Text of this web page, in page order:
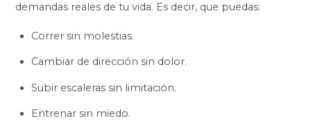
demandas reales de tu vida. Es decir, que puedas:
Correr sin molestias.
Cambiar de dirección sin dolor.
Subir escaleras sin limitación.
Entrenar sin miedo.